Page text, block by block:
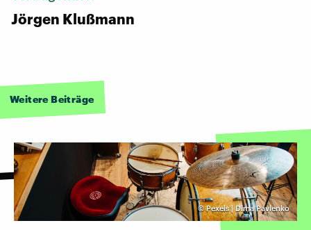
Jörgen Klußmann
Weitere Beiträge
©Pexels | Dima Pavlenko